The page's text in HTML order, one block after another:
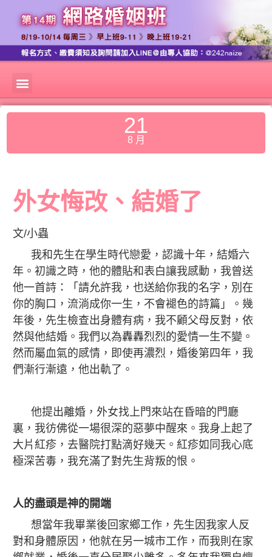
21
8 月
外女悔改、結婚了
文/小蟲
我和先生在學生時代戀愛，認識十年，結婚六
年。初識之時，他的體貼和表白讓我感動，我曾送
他一首詩：「請允許我，也送給你我的名字，別在
你的胸口，流淌成你一生，不會褪色的詩篇」。幾
年後，先生檢查出身體有病，我不顧父母反對，依
然與他結婚。我們以為轟轟烈烈的愛情一生不變。
然而屬血氣的感情，即使再濃烈，婚後第四年，我
們漸行漸遠，他出軌了。
他提出離婚，外女找上門來站在昏暗的門廳
裏，我彷佛從一場很深的惡夢中醒來。我身上起了
大片紅疹，去醫院打點滴好幾天。紅疹如同我心底
極深苦毒，我充滿了對先生背叛的恨。
人的盡頭是神的開端
想當年我畢業後回家鄉工作，先生因我家人反
對和身體原因，他就在另一城市工作，而我則在家